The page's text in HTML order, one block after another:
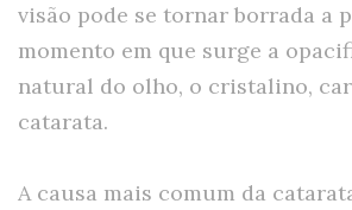
visão pode se tornar borrada a
momento em que surge a
natural do olho, o cristalino,
catarata.
A causa mais comum da